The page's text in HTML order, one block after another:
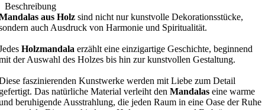
Beschreibung
aus Holz sind nicht nur kunstvolle Dekorationsstücke,
auch Ausdruck von Harmonie und Spiritualität.
Holzmandala erzählt eine einzigartige Geschichte, beginnend
der Auswahl des Holzes bis hin zur kunstvollen Gestaltung.
faszinierenden Kunstwerke werden mit Liebe zum Detail
Das natürliche Material verleiht den Mandalas eine warme
beruhigende Ausstrahlung, die jeden Raum in eine Oase der Ruhe